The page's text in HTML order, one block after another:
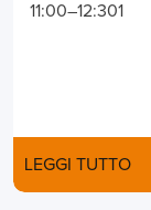
11:00–12:301
LEGGI TUTTO